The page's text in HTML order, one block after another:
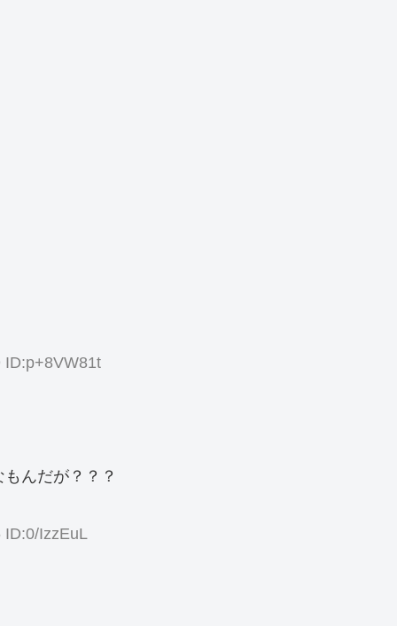
ID:p+8VW81t
んだが？？？
ID:0/IzzEuL